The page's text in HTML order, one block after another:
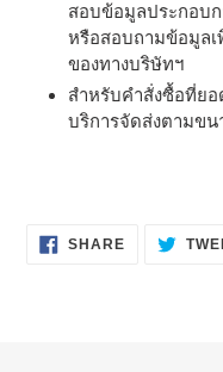
สอบข้อมูลประกอบก
หรือสอบถามข้อมูลเ
ของทางบริษัทฯ
สำหรับคำสั่งซื้อที่ยอ
บริการจัดส่งตามขน
SHARESHARE
ON